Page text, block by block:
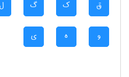
ق ک گ ل
و ه ی